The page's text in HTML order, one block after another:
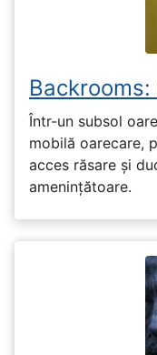
Într-un subsol
mobilă oarecare,
acces răsare și
amenințătoare.